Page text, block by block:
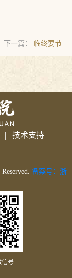
下一篇： 临终要节
| 技术支持
备案号：浙
信号